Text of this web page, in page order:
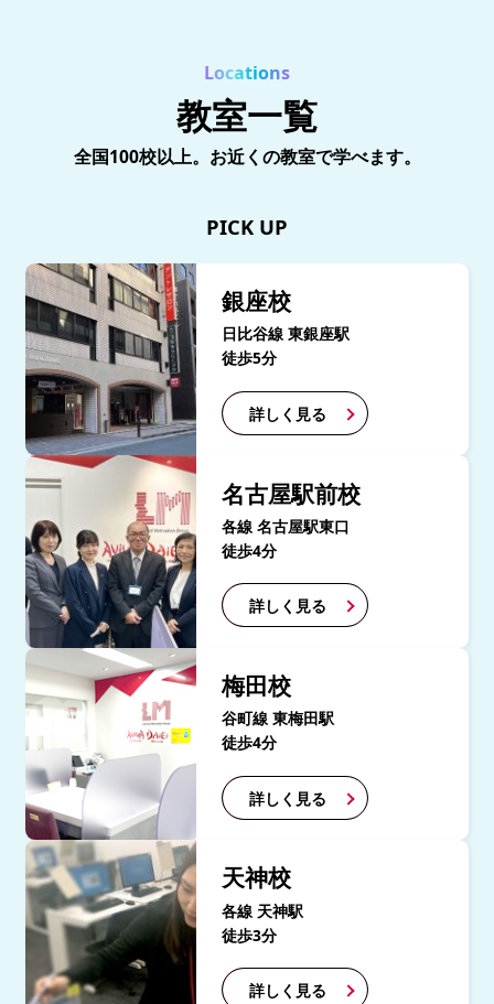
Locations
教室一覧
全国100校以上。お近くの教室で学べます。
PICK UP
銀座校
日比谷線 東銀座駅
徒歩5分
詳しく見る
名古屋駅前校
各線 名古屋駅東口
徒歩4分
詳しく見る
梅田校
谷町線 東梅田駅
徒歩4分
詳しく見る
天神校
各線 天神駅
徒歩3分
詳しく見る